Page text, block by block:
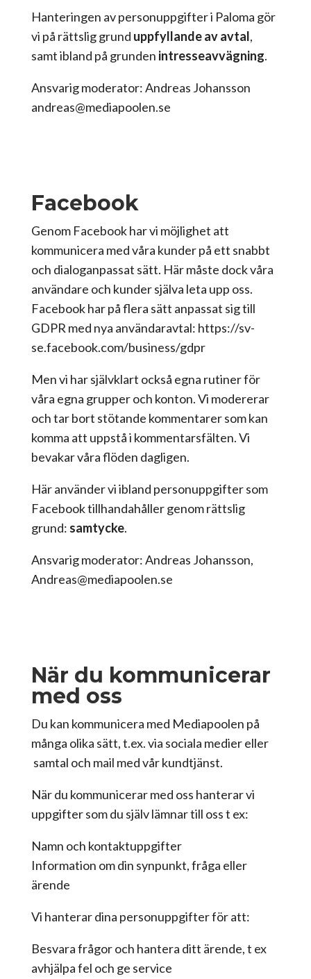
Hanteringen av personuppgifter i Paloma gör
vi på rättslig grund uppfyllande av avtal,
samt ibland på grunden intresseavvägning.
Ansvarig moderator: Andreas Johansson
andreas@mediapoolen.se
Facebook
Genom Facebook har vi möjlighet att
kommunicera med våra kunder på ett snabbt
och dialoganpassat sätt. Här måste dock våra
användare och kunder själva leta upp oss.
Facebook har på flera sätt anpassat sig till
GDPR med nya användaravtal: https://sv-
se.facebook.com/business/gdpr
Men vi har självklart också egna rutiner för
våra egna grupper och konton. Vi modererar
och tar bort stötande kommentarer som kan
komma att uppstå i kommentarsfälten. Vi
bevakar våra flöden dagligen.
Här använder vi ibland personuppgifter som
Facebook tillhandahåller genom rättslig
grund: samtycke.
Ansvarig moderator: Andreas Johansson,
Andreas@mediapoolen.se
När du kommunicerar
med oss
Du kan kommunicera med Mediapoolen på
många olika sätt, t.ex. via sociala medier eller
samtal och mail med vår kundtjänst.
När du kommunicerar med oss hanterar vi
uppgifter som du själv lämnar till oss t ex:
Namn och kontaktuppgifter
Information om din synpunkt, fråga eller
ärende
Vi hanterar dina personuppgifter för att:
Besvara frågor och hantera ditt ärende, t ex
avhjälpa fel och ge service